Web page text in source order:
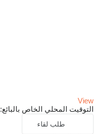
View
التوقيت المحلي الخاص بالبائع: 00:02 (CEST)
طلب لقاء